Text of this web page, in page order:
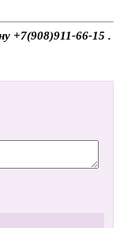
+7(908)911-66-15 .